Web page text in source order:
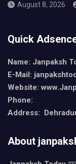
August 8, 2026
Quick
Name: Janpaksh
E-Mail:
Website:
Phone:
Address:
About